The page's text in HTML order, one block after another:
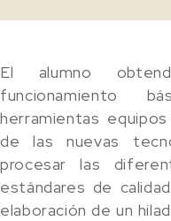
El alumno
funcionamiento
herramientas
de las nuevas
procesar las
estándares de
elaboración de un